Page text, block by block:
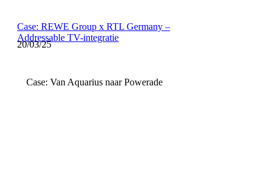
Case: REWE Group x RTL Germany –
Addressable TV-integratie
20/03/25
Case: Van Aquarius naar Powerade